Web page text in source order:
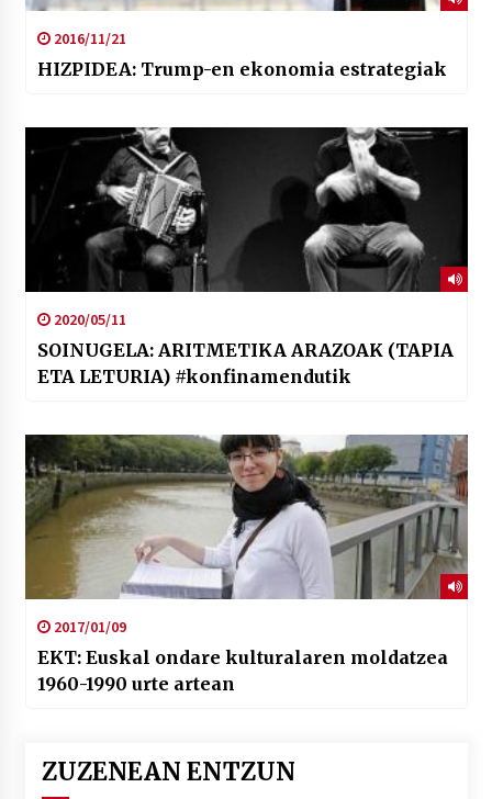
2016/11/21
HIZPIDEA: Trump-en ekonomia estrategiak
2020/05/11
SOINUGELA: ARITMETIKA ARAZOAK (TAPIA
ETA LETURIA) #konfinamendutik
2017/01/09
EKT: Euskal ondare kulturalaren moldatzea
1960-1990 urte artean
ZUZENEAN ENTZUN